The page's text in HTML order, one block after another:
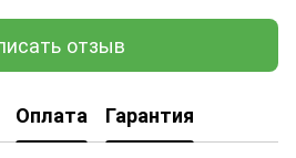
отзыв
Оплата Гарантия